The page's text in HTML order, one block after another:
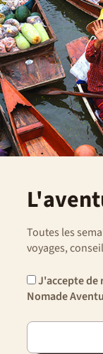
Toutes les
voyages,
J'accepte de
Nomade